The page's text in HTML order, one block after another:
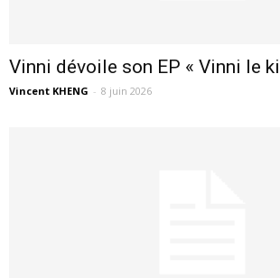
Vinni dévoile son EP « Vinni le
Vincent KHENG - 8 juin 2026